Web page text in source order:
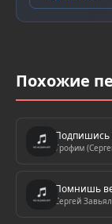
Похожие
Подпишись
Трофим
Помнишь
Сергей